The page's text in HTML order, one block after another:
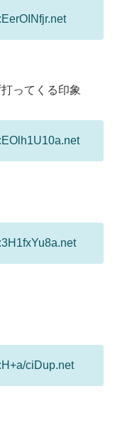
ってくる印象
ciDup.net